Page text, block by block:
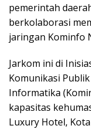
pemerintah
berkolaborasi
jaringan Kominfo
Jarkom ini di
Komunikasi
Informatika
kapasitas
Luxury Hotel,